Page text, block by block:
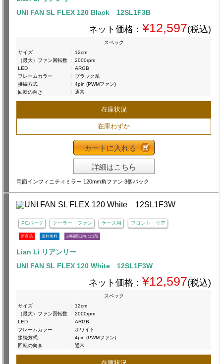
UNI FAN SL FLEX 120 Black 12SL1F3B
ネット価格： ¥12,597(税込)
スペック
サイズ
:
12cm
（最大）ファン回転数 :
2000rpm
LED
:
ARGB
フレームカラー
:
ブラック系
接続方式
:
4pin (PWMファン)
回転の向き
: 通常
在庫状況
在庫わずか
カートに入れる
詳細はこちら
両面インフィニティミラー 120mm角ファン 3個パック
PCパーツ クーラー・ファン ケース用 フロント・リア
新商品 送料無料 24時間以内に出荷
Lian Li リアンリー
UNI FAN SL FLEX 120 White 12SL1F3W
ネット価格： ¥12,597(税込)
スペック
サイズ
:
12cm
（最大）ファン回転数 :
2000rpm
LED
:
ARGB
フレームカラー
:
ホワイト
接続方式
:
4pin (PWMファン)
回転の向き
: 通常